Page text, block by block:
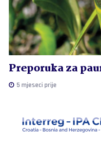
Preporuka za
5 mjeseci prije